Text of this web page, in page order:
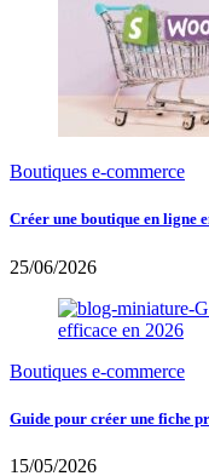
Boutiques e-commerce
Créer une boutique en ligne
25/06/2026
Boutiques e-commerce
Guide pour créer une fiche
15/05/2026